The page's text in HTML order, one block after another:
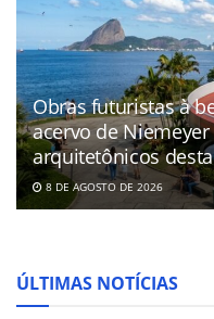
Obras futuristas à
acervo de
arquitetônicos
8 DE AGOSTO DE 2026
ÚLTIMAS NOTÍCIAS